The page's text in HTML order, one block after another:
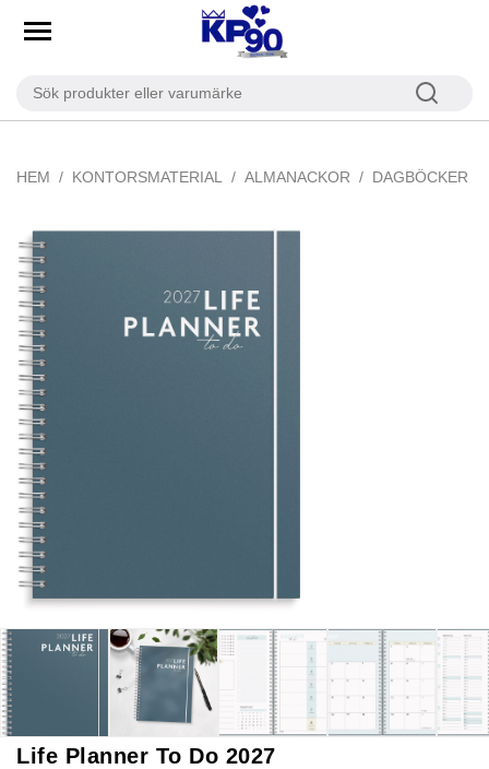
HEM KONTORSMATERIAL ALMANACKOR DAGBÖCKER
Life Planner To Do 2027